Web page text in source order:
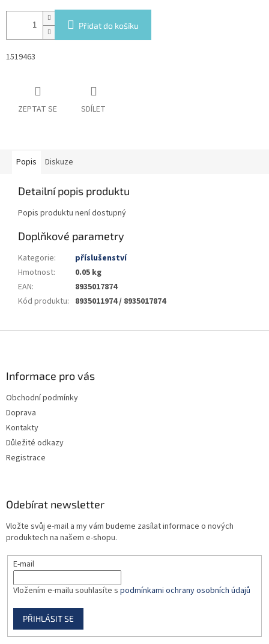
Přidat do košíku
1519463
ZEPTAT SE SDÍLET
Popis Diskuze
Detailní popis produktu
Popis produktu není dostupný
Doplňkové parametry
Kategorie:
příslušenství
Hmotnost:
0.05 kg
EAN:
8935017874
Kód produktu: 8935011974 / 8935017874
Informace pro vás
Obchodní podmínky
Doprava
Kontakty
Důležité odkazy
Registrace
Odebírat newsletter
Vložte svůj e-mail a my vám budeme zasílat informace o nových
produktech na našem e-shopu.
E-mail
Vložením e-mailu souhlasíte s podmínkami ochrany osobních údajů
PŘIHLÁSIT SE